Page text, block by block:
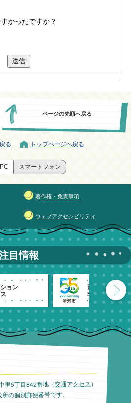
かったですか？
送信
ページの先頭へ戻る
る トップページへ戻る
PC スマートフォン
著作権・免責事項
ウェブアクセシビリティ
目情報
ョン
清瀬市
55周年記念
里5丁目842番地（交通アクセス ）
の個別郵便番号です。